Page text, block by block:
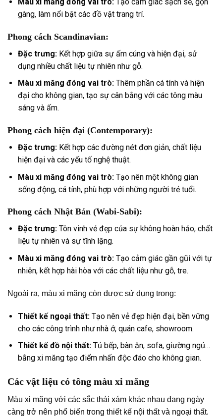
gàng, làm nổi bật các đồ vật trang trí.
Phong cách Scandinavian:
Đặc trưng:Kết hợp giữa sự ấm cúng và hiện đại, sử
dụng nhiều chất liệu tự nhiên như gỗ.
Màu xi măng đóng vai trò:Thêm phần cá tính và hiện
đại cho không gian, tạo sự cân bằng với các tông màu
sáng và ấm.
Phong cách hiện đại (Contemporary):
Đặc trưng:Kết hợp các đường nét đơn giản, chất liệu
hiện đại và các yếu tố nghệ thuật.
Màu xi măng đóng vai trò:Tạo nên một không gian
sống động, cá tính, phù hợp với những người trẻ tuổi.
Phong cách Nhật Bản (Wabi-Sabi):
Đặc trưng:Tôn vinh vẻ đẹp của sự không hoàn hảo, chất
liệu tự nhiên và sự tĩnh lặng.
Màu xi măng đóng vai trò:Tạo cảm giác gần gũi với tự
nhiên, kết hợp hài hòa với các chất liệu như gỗ, tre.
Ngoài ra, màu xi măng còn được sử dụng trong:
Thiết kế ngoại thất:Tạo nên vẻ đẹp hiện đại, bền vững
cho các công trình như nhà ở, quán cafe, showroom.
Thiết kế đồ nội thất:Tủ bếp, bàn ăn, sofa, giường ngủ…
bằng xi măng tạo điểm nhấn độc đáo cho không gian.
Các vật liệu có tông màu xi măng
Màu xi măng với các sắc thái xám khác nhau đang ngày
càng trở nên phổ biến trong thiết kế nội thất và ngoại thất.